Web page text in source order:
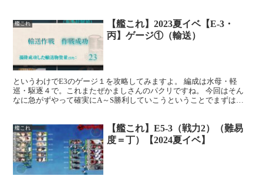
艦これ
【艦これ】2023夏イベ【E-3・
丙】ゲージ①（輸送）
というわけでE3のゲージ１を攻略してみますよ。 編成は水母・軽
巡・駆逐４で。これまたぜかましさんのパクリですね。 今回はそん
なに急がずやって確実にA～S勝利していこうということでまずは様
艦これ
【艦これ】E5-3（戦力2）（難易
度＝丁）【2024夏イベ】